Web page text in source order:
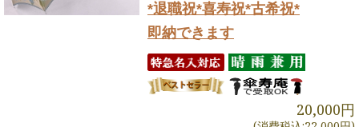
*退職祝*喜寿祝*古希祝*
即納できます
20,000円